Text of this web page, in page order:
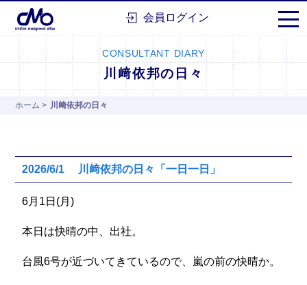
株式会社シーエムオー会員ログイン
CONSULTANT DIARY
川﨑依邦の日々
ホーム > 川﨑依邦の日々
2026/6/1 川﨑依邦の日々「一日一日」
6月1日(月)
本日は快晴の中、出社。
台風6号が近づいてきているので、嵐の前の快晴か。